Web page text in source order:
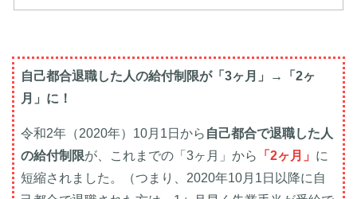
自己都合退職した人の給付制限が「3ヶ月」→「2ヶ
月」に！
令和2年（2020年）10月1日から 自己都合で退職した人
の給付制限が、これまでの「3ヶ月」から 「2ヶ月」 に
短縮されました。（つまり、2020年10月1日以降に自